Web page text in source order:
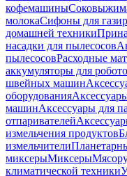
кофемашины
молокаСифоны для
домашней техники
насадки для пылесосов
пылесосовРасходные
аккумуляторы для
швейных машин
оборудования
машинАксессуары для
отпаривателей
измельчения продуктов
измельчители
миксерыМиксеры
климатической техники